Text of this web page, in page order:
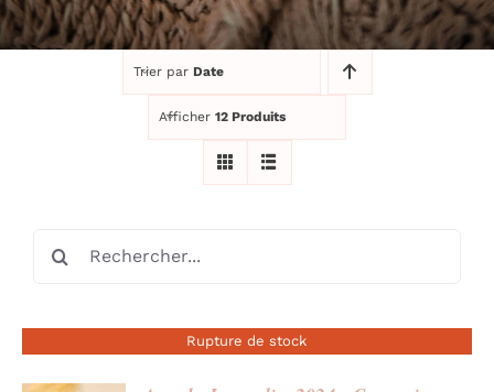
RECHERCHER:
Trier par Date
Afficher 12 Produits
Rupture de stock